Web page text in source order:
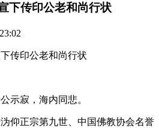
下传印公老和尚行状
示寂，海内同悲。
仰正宗第九世、中国佛教协会名誉